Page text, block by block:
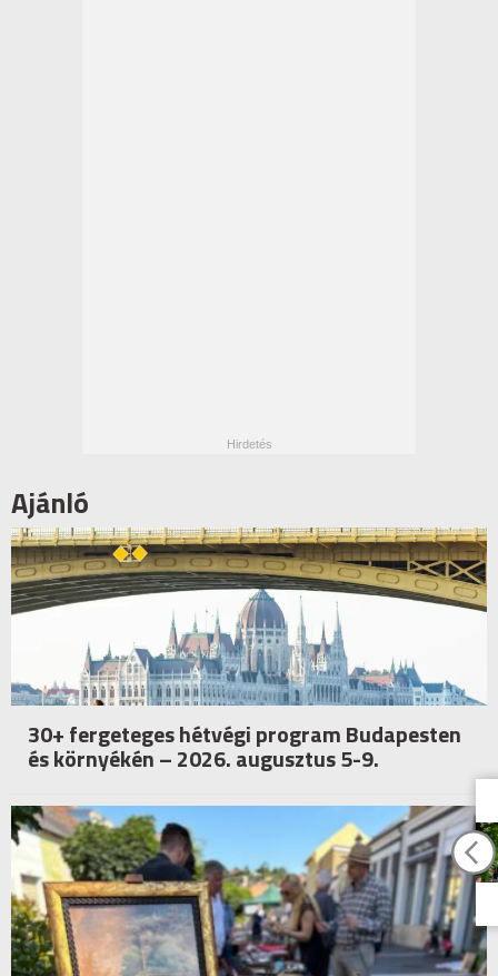
Ajánló
30+ fergeteges hétvégi program Budapesten
és környékén – 2026. augusztus 5-9.